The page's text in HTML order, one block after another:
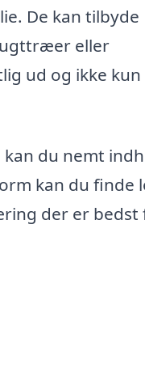
De kan tilbyde
eller
ud og ikke kun
du nemt
kan du finde
der er bedst